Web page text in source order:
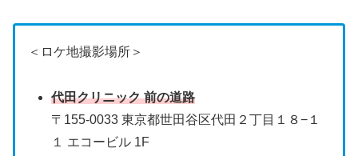
＜ロケ地撮影場所＞
代田クリニック 前の道路
〒155-0033 東京都世田谷区代田２丁目１８−１
１ エコービル 1F